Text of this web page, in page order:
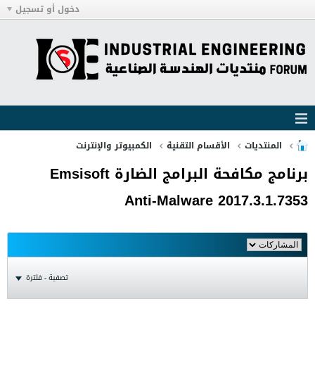
دخول أو تسجيل
المنتديات الأقسام التقنية الكمبيوتر والإنترنت
برنامج مكافحة البرامج الضارة Emsisoft
Anti-Malware 2017.3.1.7353
تصفية - فلترة